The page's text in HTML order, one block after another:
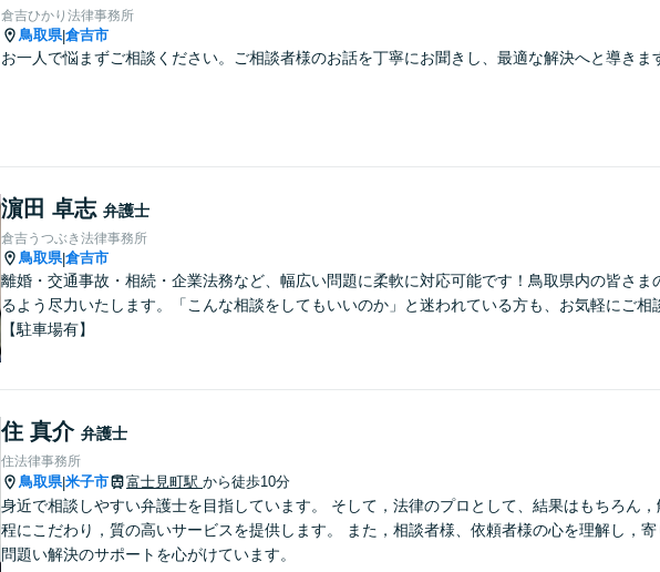
倉吉ひかり法律事務所
鳥取県|倉吉市
お一人で悩まずご相談ください。ご相談者様のお話を丁寧にお聞きし、最適な解決へと導きま
濵田 卓志 弁護士
倉吉うつぶき法律事務所
鳥取県|倉吉市
離婚・交通事故・相続・企業法務など、幅広い問題に柔軟に対応可能です！鳥取県内の皆さま
るよう尽力いたします。「こんな相談をしてもいいのか」と迷われている方も、お気軽にご相
【駐車場有】
住 真介 弁護士
住法律事務所
鳥取県|米子市 富士見町駅 から徒歩10分
身近で相談しやすい弁護士を目指しています。 そして，法律のプロとして、結果はもちろん
程にこだわり，質の高いサービスを提供します。 また，相談者様、依頼者様の心を理解し，寄
問題い解決のサポートを心がけています。